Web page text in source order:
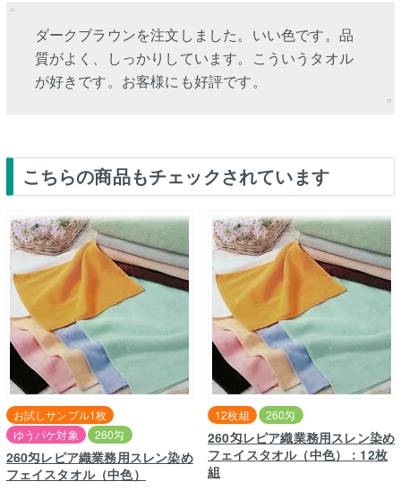
ダークブラウンを注文しました。いい色です。品
質がよく、しっかりしています。こういうタオル
が好きです。お客様にも好評です。
こちらの商品もチェックされています
260匁レピア織業務用スレン染め
フェイスタオル（中色）
お試しサンプル1枚
ゆうパケ対象
260匁
260匁レピア織業務用スレン染め
フェイスタオル（中色）：12枚
組
12枚組 260匁